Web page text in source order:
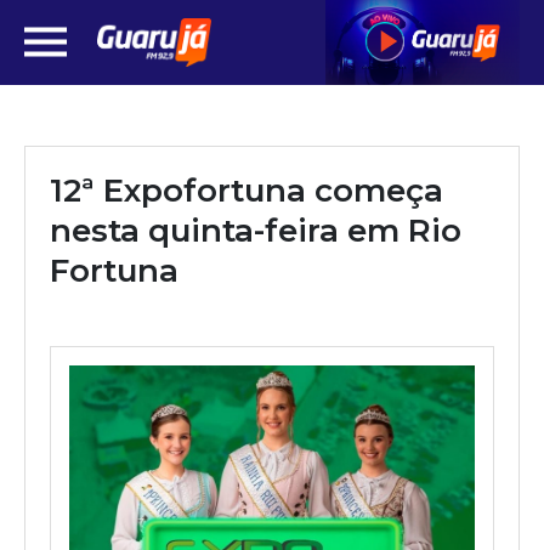
12ª Expofortuna começa
nesta quinta-feira em Rio
Fortuna